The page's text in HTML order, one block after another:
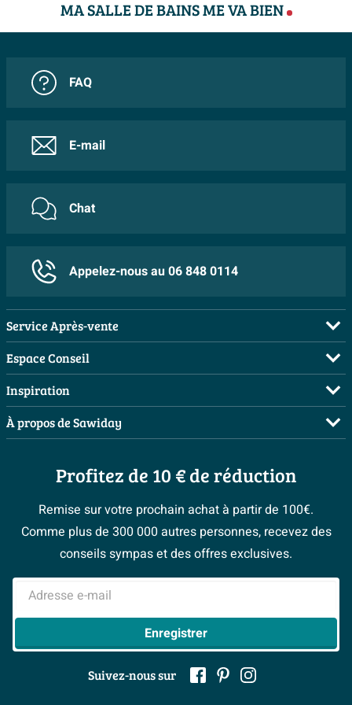
MA SALLE DE BAINS ME VA BIEN
FAQ
E-mail
Chat
Appelez-nous au 06 848 0114
Service Après-vente
FAQ
Commander
Payer
Livraison / retrait
Garantie & réclamations
Politique d’avis
> Service client
Espace Conseil
Visite sur rendez-vous
Demandez votre devis
Planificateur 3D
Les bons tuyaux
Espace bricolage
> Espace Conseil
Inspiration
Salles de bains complètes
Inspiration toilettes
Moodboards
Magazine
#Mysawiday
> Inspiration salle de bains
À propos de Sawiday
Qui est Sawiday ?
Postes vacants
Espace Pro
BeCommerce
> Tout sur nos showrooms
Profitez de 10 € de réduction
Remise sur votre prochain achat à partir de 100€.
Comme plus de 300 000 autres personnes, recevez des
conseils sympas et des offres exclusives.
Adresse e-mail
Enregistrer
Suivez-nous sur